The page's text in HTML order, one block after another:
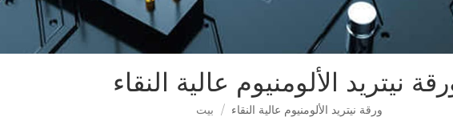
نيتريد الألومنيوم عالية النقاء
بيت / ورقة نيتريد الألومنيوم عالية النقاء